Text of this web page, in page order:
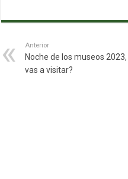
Anterior
Noche de los museos 2023,
vas a visitar?